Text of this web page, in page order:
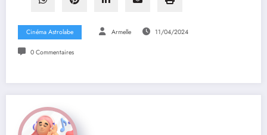
Cinéma Astrolabe Armelle 11/04/2024
0 Commentaires